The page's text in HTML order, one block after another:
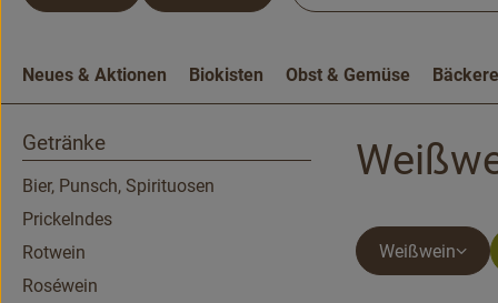
Neues & Aktionen Biokisten Obst & Gemüse
Getränke
Bier, Punsch, Spirituosen
Prickelndes
Rotwein
Roséwein
Weißwein